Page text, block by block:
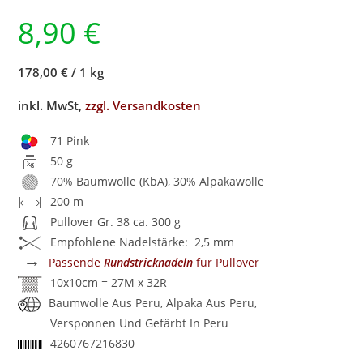
8,90 €
178,00 € / 1 kg
inkl. MwSt,zzgl. Versandkosten
71 Pink
50 g
70% Baumwolle (KbA), 30% Alpakawolle
200 m
Pullover Gr. 38 ca. 300 g
Empfohlene Nadelstärke: 2,5 mm
→ PassendeRundstricknadeln für Pullover
10x10cm = 27M x 32R
Baumwolle Aus Peru, Alpaka Aus Peru,
Versponnen Und Gefärbt In Peru
4260767216830